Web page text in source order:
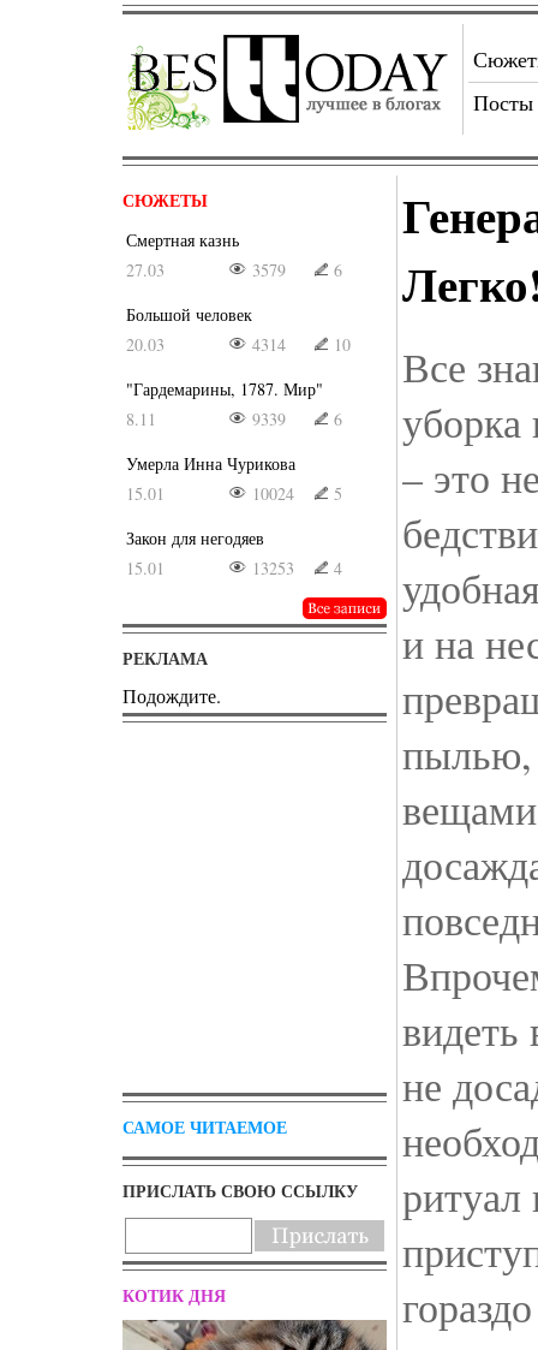
Посты
СЮЖЕТЫ
Смертная казнь
27.03
3579
6
Большой человек
20.03
4314
10
"Гардемарины, 1787. Мир"
8.11
9339
6
Умерла Инна Чурикова
15.01
10024
5
Закон для негодяев
15.01
13253 4
РЕКЛАМА
Подождите.
САМОЕ ЧИТАЕМОЕ
ПРИСЛАТЬ СВОЮ ССЫЛКУ
КОТИК ДНЯ
Все
уборка
– это
и на
пылью,
видеть
не
ритуал